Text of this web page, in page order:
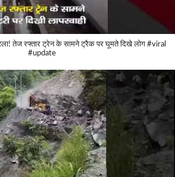
टला! तेज रफ्तार ट्रेन के सामने ट्रैक पर घूमते दिखे लोग #viral
#update